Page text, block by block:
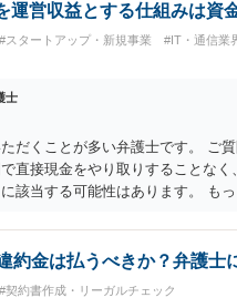
運営収益とする仕組みは資
#スタートアップ・新規事業 #IT・通信業
士
だくことが多い弁護士です。 ご
直接現金をやり取りすることなく
該当する可能性はあります。 も
取り、寄付団体に送金する」と
寄付団体をつなぐプラットフォ
なサービスの座組を踏まえて検
約金は払うべきか？弁護士
#契約書作成・リーガルチェック